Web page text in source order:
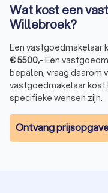
Wat kost een
Willebroek?
Een vastgoedmakelaar
€5500,-Een
bepalen, vraag daarom
vastgoedmakelaar
specifieke wensen zijn.
Ontvang